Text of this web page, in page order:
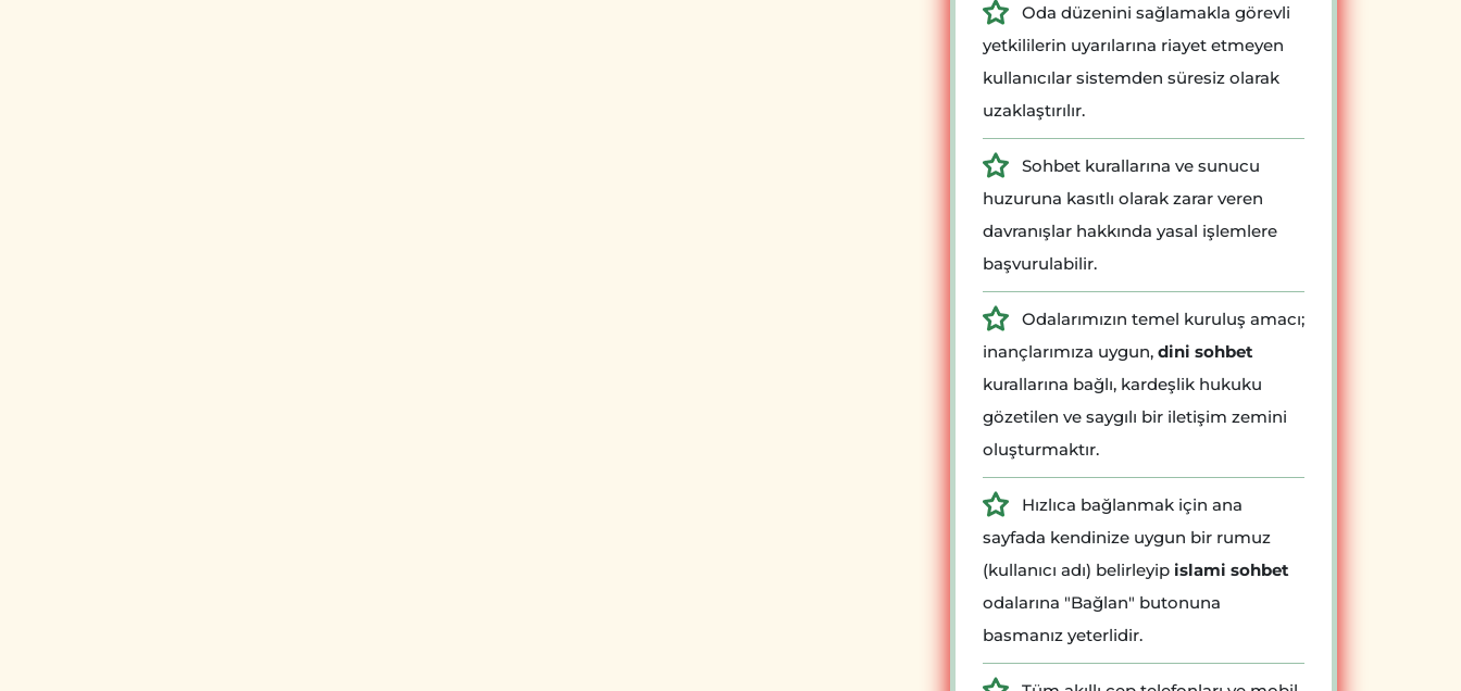
Oda düzenini sağlamakla görevli
yetkililerin uyarılarına riayet etmeyen
kullanıcılar sistemden süresiz olarak
uzaklaştırılır.
Sohbet kurallarına ve sunucu
huzuruna kasıtlı olarak zarar veren
davranışlar hakkında yasal işlemlere
başvurulabilir.
Odalarımızın temel kuruluş amacı;
inançlarımıza uygun, dini sohbet
kurallarına bağlı, kardeşlik hukuku
gözetilen ve saygılı bir iletişim zemini
oluşturmaktır.
Hızlıca bağlanmak için ana
sayfada kendinize uygun bir rumuz
(kullanıcı adı) belirleyip islami sohbet
odalarına "Bağlan" butonuna
basmanız yeterlidir.